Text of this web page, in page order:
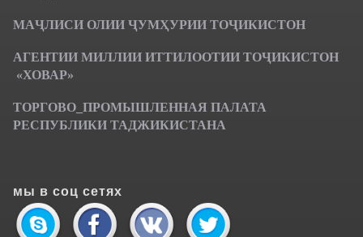
МАҶЛИСИ ОЛИИ ҶУМҲУРИИ ТОҶИКИСТОН
АГЕНТИИ МИЛЛИИ ИТТИЛООТИИ ТОҶИКИСТОН
«ХОВАР»
ТОРГОВО_ПРОМЫШЛЕННАЯ ПАЛАТА
РЕСПУБЛИКИ ТАДЖИКИСТАНА
мы в соц сетях